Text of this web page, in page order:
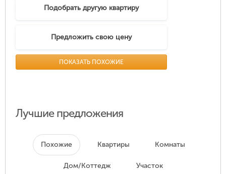
Подобрать другую квартиру
Предложить свою цену
ПОКАЗАТЬ ПОХОЖИЕ
Лучшие предложения
Похожие Квартиры Комнаты
Дом/Коттедж Участок